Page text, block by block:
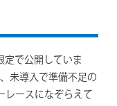
定で公開していま
未導入で準備不足の
レースになぞらえて